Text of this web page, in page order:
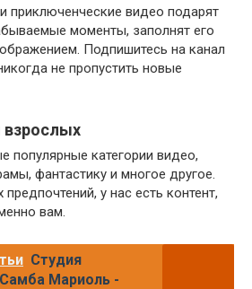
приключенческие видео подарят
моменты, заполнят его
Подпишитесь на канал
не пропустить новые
взрослых
популярные категории видео,
фантастику и многое другое.
у нас есть контент,
вам.
Студия
Мариоль -